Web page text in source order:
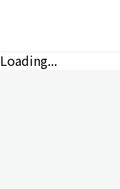
Loading...